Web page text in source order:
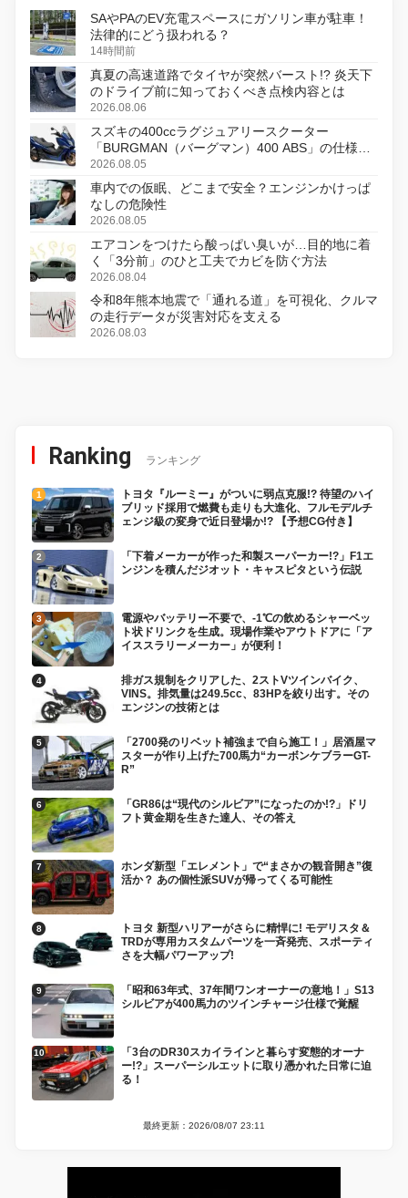
SAやPAのEV充電スペースにガソリン車が駐車！
法律的にどう扱われる？
14時間前
真夏の高速道路でタイヤが突然バースト!? 炎天下
のドライブ前に知っておくべき点検内容とは
2026.08.06
スズキの400ccラグジュアリースクーター
「BURGMAN（バーグマン）400 ABS」の仕様を
変更し、8月18日に発売
2026.08.05
車内での仮眠、どこまで安全？エンジンかけっぱ
なしの危険性
2026.08.05
エアコンをつけたら酸っぱい臭いが…目的地に着
く「3分前」のひと工夫でカビを防ぐ方法
2026.08.04
令和8年熊本地震で「通れる道」を可視化、クルマ
の走行データが災害対応を支える
2026.08.03
Ranking ランキング
トヨタ『ルーミー』がついに弱点克服!? 待望のハイ
ブリッド採用で燃費も走りも大進化、フルモデルチ
ェンジ級の変身で近日登場か!? 【予想CG付き】
「下着メーカーが作った和製スーパーカー!?」F1エ
ンジンを積んだジオット・キャスピタという伝説
電源やバッテリー不要で、-1℃の飲めるシャーベッ
ト状ドリンクを生成。現場作業やアウトドアに「ア
イススラリーメーカー」が便利！
排ガス規制をクリアした、2ストVツインバイク、
VINS。排気量は249.5cc、83HPを絞り出す。その
エンジンの技術とは
「2700発のリベット補強まで自ら施工！」居酒屋マ
スターが作り上げた700馬力“カーボンケブラーGT-
R”
「GR86は“現代のシルビア”になったのか!?」ドリ
フト黄金期を生きた達人、その答え
ホンダ新型「エレメント」で“まさかの観音開き”復
活か？ あの個性派SUVが帰ってくる可能性
トヨタ 新型ハリアーがさらに精悍に! モデリスタ＆
TRDが専用カスタムパーツを一斉発売、スポーティ
さを大幅パワーアップ!
「昭和63年式、37年間ワンオーナーの意地！」S13
シルビアが400馬力のツインチャージ仕様で覚醒
「3台のDR30スカイラインと暮らす変態的オーナ
ー!?」スーパーシルエットに取り憑かれた日常に迫
る！
最終更新：2026/08/07 23:11